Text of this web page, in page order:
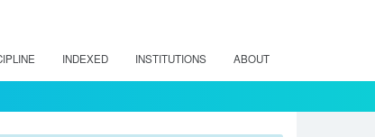
INDEXED INSTITUTIONS ABOUT